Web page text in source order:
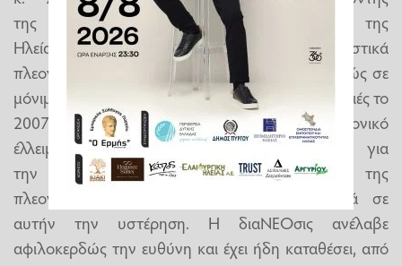
της διαΝΕΟσις, επισημαίνοντας: «H περιοχή της
Ηλείας, παρά τα ισχυρά ανταγωνιστικά
πλεονεκτήματα που διαθέτει, παραμένει δυστυχώς σε
μόνιμη υστέρηση. Οι δύο καταστροφικές πυρκαγιές το
2007 και το 2021, σε συνδυασμό με το διαχρονικό
έλλειμμα αναπτυξιακών πρωτοβουλιών για
την αξιοποίηση των ανταγωνιστικών της
πλεονεκτημάτων, έχουν συμβάλει ουσιαστικά σε
αυτήν την υστέρηση. Η διαΝΕΟσις ανέλαβε
αφιλοκερδώς την ευθύνη και έχει ήδη καταθέσει, από